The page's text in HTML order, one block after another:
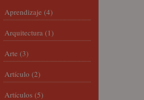
Aprendizaje (4)
Arquitectura (1)
Arte (3)
Artículo (2)
Artículos (5)